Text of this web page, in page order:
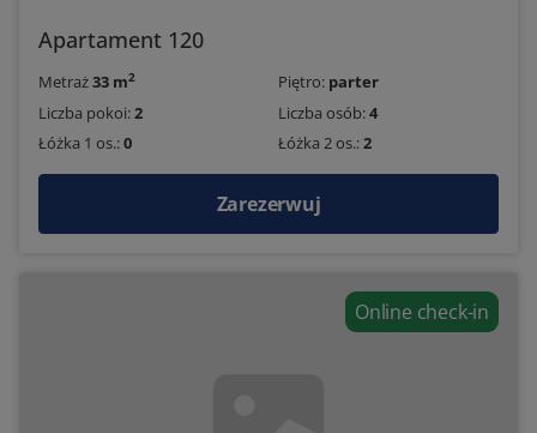
Apartament 120
Metraż33 m2 Piętro: parter
Liczba pokoi:2 Liczba osób:4
Łóżka 1 os.:0 Łóżka 2 os.:2
Zarezerwuj
Online check-in